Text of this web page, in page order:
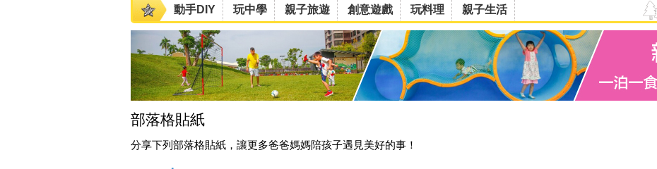
動手DIY 玩中學 親子旅遊 創意遊戲 玩料理 親子生活
部落格貼紙
分享下列部落格貼紙，讓更多爸爸媽媽陪孩子遇見美好的事！